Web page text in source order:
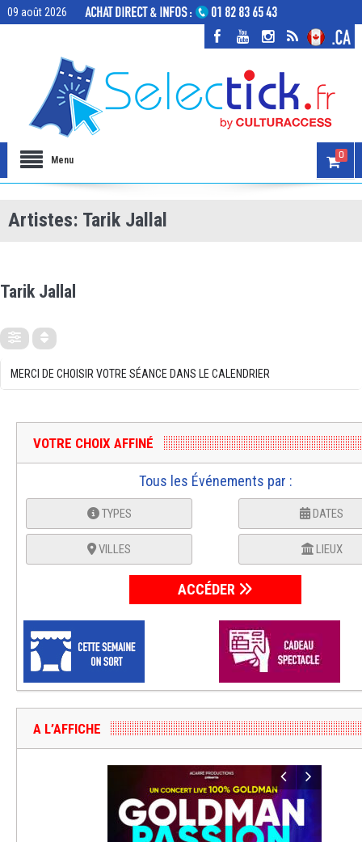
09 août 2026
Menu 0
Artistes: Tarik Jallal
Tarik Jallal
MERCI DE CHOISIR VOTRE SÉANCE DANS LE CALENDRIER
VOTRE CHOIX AFFINÉ
Tous les Événements par :
TYPES DATES
VILLES LIEUX
ACCÉDER
A L’AFFICHE